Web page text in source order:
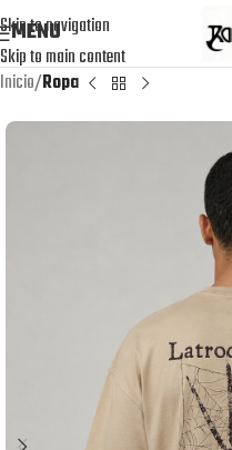
Skip to navigation
Skip to main content
MENU
Inicio Ropa